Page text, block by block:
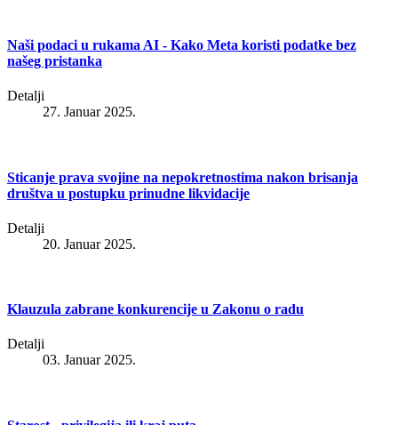
Naši podaci u rukama AI - Kako Meta koristi podatke bez
našeg pristanka
Detalji
27. Januar 2025.
Sticanje prava svojine na nepokretnostima nakon brisanja
društva u postupku prinudne likvidacije
Detalji
20. Januar 2025.
Klauzula zabrane konkurencije u Zakonu o radu
Detalji
03. Januar 2025.